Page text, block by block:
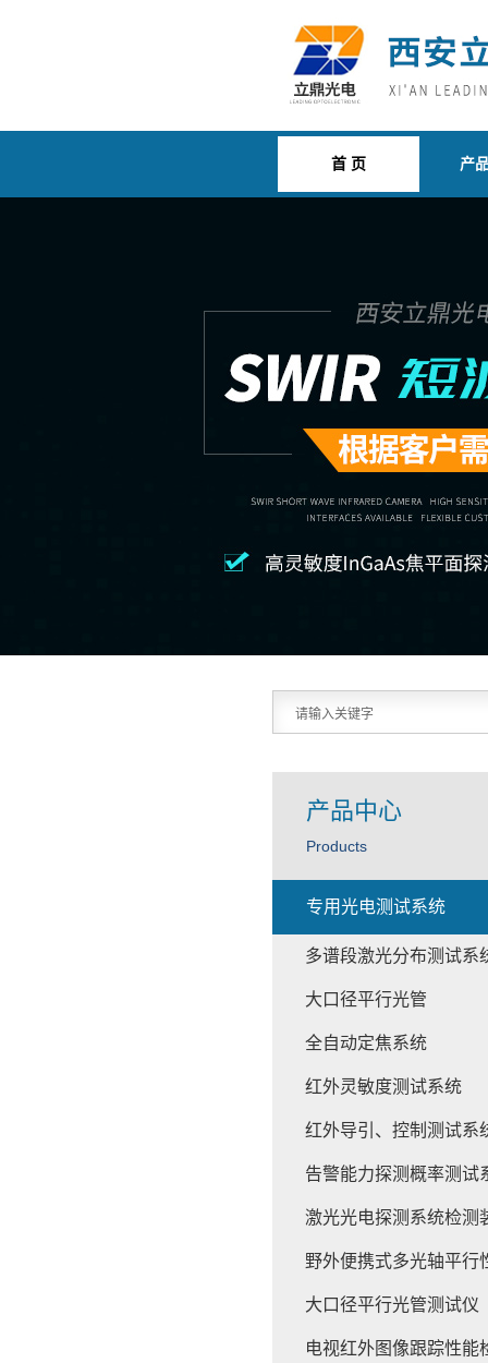
首 页 产
产品中心
Products
专用光电测试系统
多谱段激光分布测试系
大口径平行光管
全自动定焦系统
红外灵敏度测试系统
红外导引、控制测试系
告警能力探测概率测试
激光光电探测系统检测
野外便携式多光轴平行
大口径平行光管测试仪
电视红外图像跟踪性能